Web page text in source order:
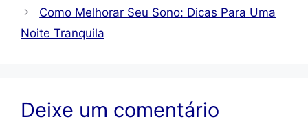
Como Melhorar Seu Sono: Dicas Para Uma
Noite Tranquila
Deixe um comentário